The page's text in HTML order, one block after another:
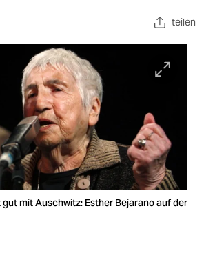
teilen
mit Auschwitz: Esther Bejarano auf der